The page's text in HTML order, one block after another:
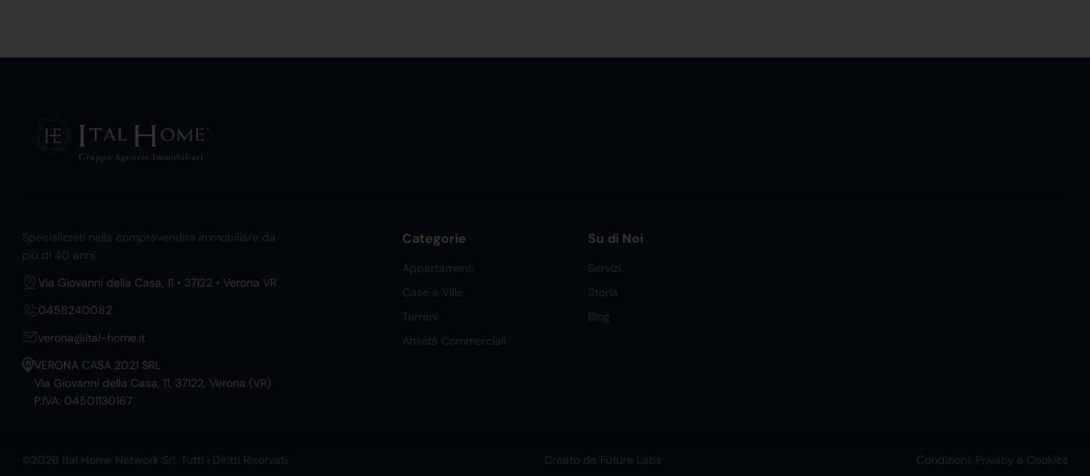
Specializzati nella compravendita immobiliare da
più di 40 anni.
Via Giovanni della Casa, 11 • 37122 • Verona VR
0458240082
verona@ital-home.it
VERONA CASA 2021 SRL
Via Giovanni della Casa, 11, 37122, Verona (VR)
P.IVA: 04501130167
Categorie
Appartamenti
Case e Ville
Terreni
Attività Commerciali
Su di Noi
Servizi
Storia
Blog
©2026 Ital Home Network Srl. Tutti i Diritti Riservati. Creato da Future Labs Condizioni, Privacy e Cookies